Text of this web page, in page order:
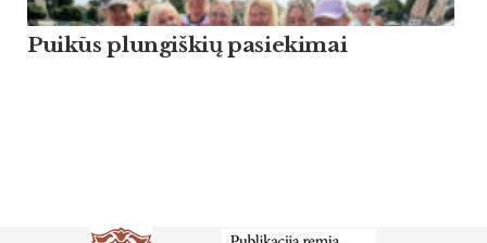
Puikūs plungiškių pasiekimai